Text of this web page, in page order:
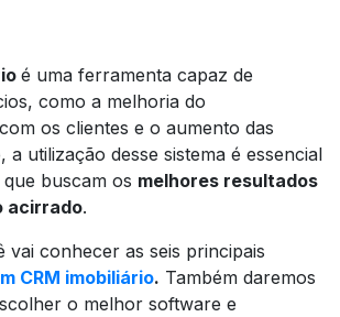
é uma ferramenta capaz de
como a melhoria do
os clientes e o aumento das
a utilização desse sistema é essencial
buscam os melhores resultados
acirrado.
vai conhecer as seis principais
CRM imobiliário. Também daremos
o melhor software e